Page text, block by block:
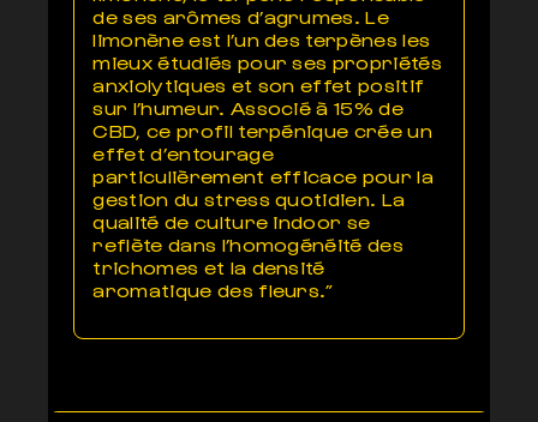
de ses arômes d’agrumes. Le
limonène est l’un des terpènes les
mieux étudiés pour ses propriétés
anxiolytiques et son effet positif
sur l’humeur. Associé à 15% de
CBD, ce profil terpénique crée un
effet d’entourage
particulièrement efficace pour la
gestion du stress quotidien. La
qualité de culture indoor se
reflète dans l’homogénéité des
trichomes et la densité
aromatique des fleurs.”